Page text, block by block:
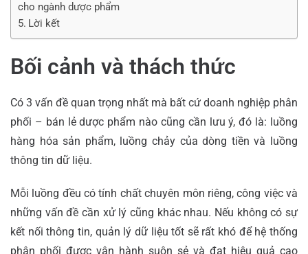
cho ngành dược phẩm
Lời kết
Bối cảnh và thách thức
Có 3 vấn đề quan trọng nhất mà bất cứ doanh nghiệp phân
phối – bán lẻ dược phẩm nào cũng cần lưu ý, đó là: luồng
hàng hóa sản phẩm, luồng chảy của dòng tiền và luồng
thông tin dữ liệu.
Mỗi luồng đều có tính chất chuyên môn riêng, công việc và
những vấn đề cần xử lý cũng khác nhau. Nếu không có sự
kết nối thông tin, quản lý dữ liệu tốt sẽ rất khó để hệ thống
phân phối được vận hành suôn sẻ và đạt hiệu quả cao